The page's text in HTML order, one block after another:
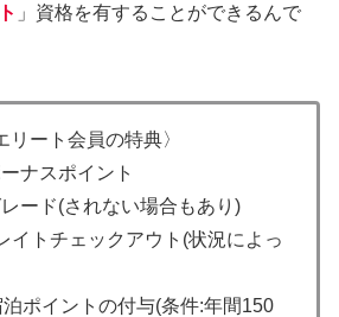
」資格を有することができるんで
リート会員の特典〉
ナスポイント
ード(されない場合もあり)
イトチェックアウト(状況によっ
ポイントの付与(条件:年間150